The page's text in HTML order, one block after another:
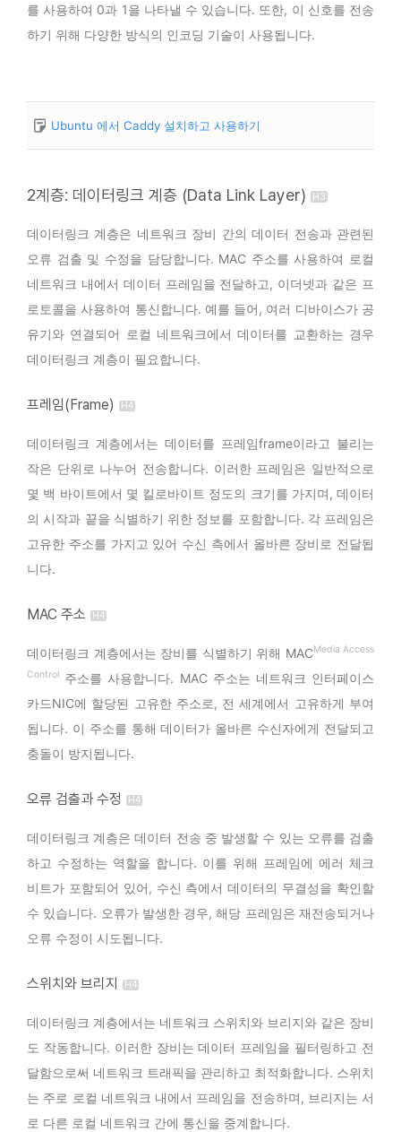
를 사용하여 0과 1을 나타낼 수 있습니다. 또한, 이 신호를 전송
하기 위해 다양한 방식의 인코딩 기술이 사용됩니다.
Ubuntu 에서 Caddy 설치하고 사용하기
2계층: 데이터링크 계층 (Data Link Layer)
데이터링크 계층은 네트워크 장비 간의 데이터 전송과 관련된
오류 검출 및 수정을 담당합니다. MAC 주소를 사용하여 로컬
네트워크 내에서 데이터 프레임을 전달하고, 이더넷과 같은 프
로토콜을 사용하여 통신합니다. 예를 들어, 여러 디바이스가 공
유기와 연결되어 로컬 네트워크에서 데이터를 교환하는 경우
데이터링크 계층이 필요합니다.
프레임(Frame)
데이터링크 계층에서는 데이터를 프레임frame이라고 불리는
작은 단위로 나누어 전송합니다. 이러한 프레임은 일반적으로
몇 백 바이트에서 몇 킬로바이트 정도의 크기를 가지며, 데이터
의 시작과 끝을 식별하기 위한 정보를 포함합니다. 각 프레임은
고유한 주소를 가지고 있어 수신 측에서 올바른 장비로 전달됩
니다.
MAC 주소
데이터링크 계층에서는 장비를 식별하기 위해 MACMedia Access
Control
주소를 사용합니다. MAC 주소는 네트워크 인터페이스
카드NIC에 할당된 고유한 주소로, 전 세계에서 고유하게 부여
됩니다. 이 주소를 통해 데이터가 올바른 수신자에게 전달되고
충돌이 방지됩니다.
오류 검출과 수정
데이터링크 계층은 데이터 전송 중 발생할 수 있는 오류를 검출
하고 수정하는 역할을 합니다. 이를 위해 프레임에 에러 체크
비트가 포함되어 있어, 수신 측에서 데이터의 무결성을 확인할
수 있습니다. 오류가 발생한 경우, 해당 프레임은 재전송되거나
오류 수정이 시도됩니다.
스위치와 브리지
데이터링크 계층에서는 네트워크 스위치와 브리지와 같은 장비
도 작동합니다. 이러한 장비는 데이터 프레임을 필터링하고 전
달함으로써 네트워크 트래픽을 관리하고 최적화합니다. 스위치
는 주로 로컬 네트워크 내에서 프레임을 전송하며, 브리지는 서
로 다른 로컬 네트워크 간에 통신을 중계합니다.